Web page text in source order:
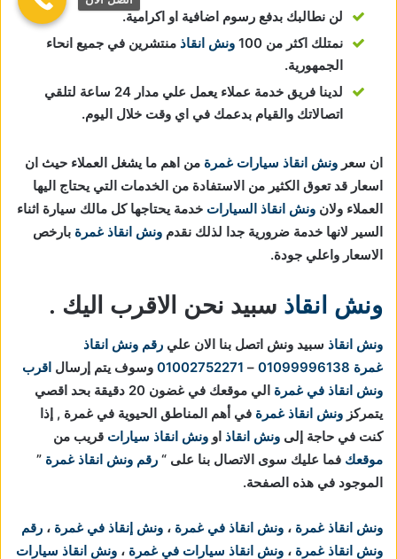
لن نطالبك بدفع رسوم اضافية او اكرامية.
نمتلك اكثر من 100
ونش انقاذ منتشرين في جميع انحاء
الجمهورية.
لدينا فريق خدمة عملاء يعمل علي مدار 24 ساعة لتلقي
اتصالاتك والقيام بدعمك في اي وقت خلال اليوم.
ان سعر ونش انقاذ سيارات غمرة من اهم ما يشغل العملاء حيث ان
اسعار قد تعوق الكثير من الاستفادة من الخدمات التي يحتاج اليها
العملاء ولان ونش انقاذ السيارات خدمة يحتاجها كل مالك سيارة اثناء
السير لانها خدمة ضرورية جدا لذلك نقدم ونش انقاذ غمرة بارخص
الاسعار واعلي جودة.
ونش انقاذ سبيد نحن الاقرب اليك .
ونش انقاذ سبيد ونش اتصل بنا الان علي رقم ونش انقاذ
غمرة 01099996138
–
01002752271 وسوف يتم إرسال اقرب
ونش انقاذ في غمرة
الي موقعك في غضون 20 دقيقة بحد اقصي
يتمركز ونش انقاذ غمرة في أهم المناطق الحيوية في غمرة , إذا
كنت في حاجة إلى ونش انقاذ او ونش انقاذ سيارات قريب من
موقعك فما عليك سوى الاتصال بنا على “ رقم ونش انقاذ غمرة ”
الموجود في هذه الصفحة.
ونش انقاذ غمرة ، ونش انقاذ في غمرة ، ونش إنقاذ في غمرة ، رقم
ونش انقاذ غمرة ، ونش انقاذ سيارات في غمرة ، ونش انقاذ سيارات